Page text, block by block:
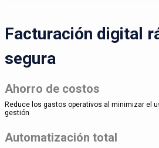
Facturación digital
segura
Ahorro de costos
Reduce los gastos operativos al minimizar el
gestión
Automatización total